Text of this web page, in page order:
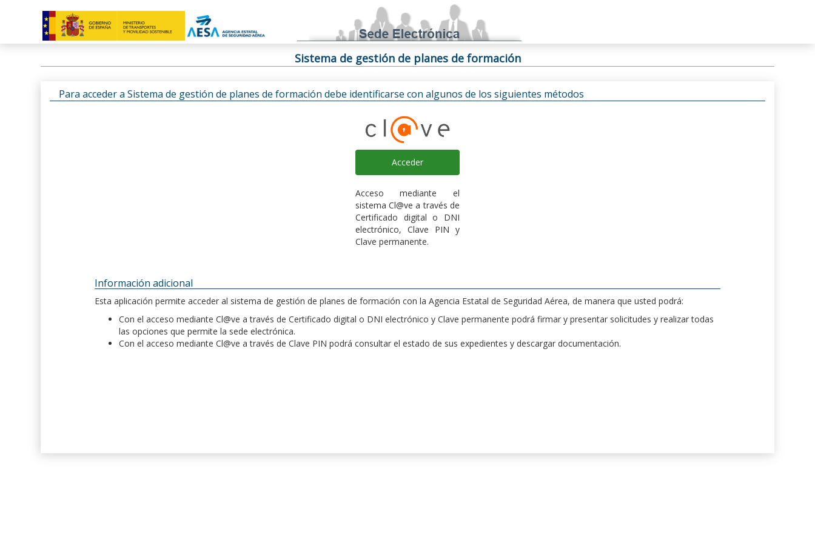
Sistema de gestión de planes de formación
Para acceder a Sistema de gestión de planes de formación debe identificarse con algunos de los siguientes métodos
Acceder
Acceso mediante el
sistema Cl@ve a través de
Certificado digital o DNI
electrónico, Clave PIN y
Clave permanente.
Información adicional
Esta aplicación permite acceder al sistema de gestión de planes de formación con la Agencia Estatal de Seguridad Aérea, de manera que usted podrá:
Con el acceso mediante Cl@ve a través de Certificado digital o DNI electrónico y Clave permanente podrá firmar y presentar solicitudes y realizar todas
las opciones que permite la sede electrónica.
Con el acceso mediante Cl@ve a través de Clave PIN podrá consultar el estado de sus expedientes y descargar documentación.